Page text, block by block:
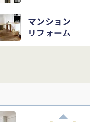
マンション
リフォーム